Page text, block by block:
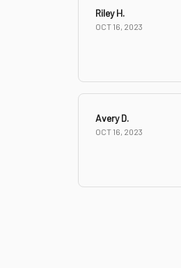
Riley H.
OCT 16, 2023
Avery D.
OCT 16, 2023